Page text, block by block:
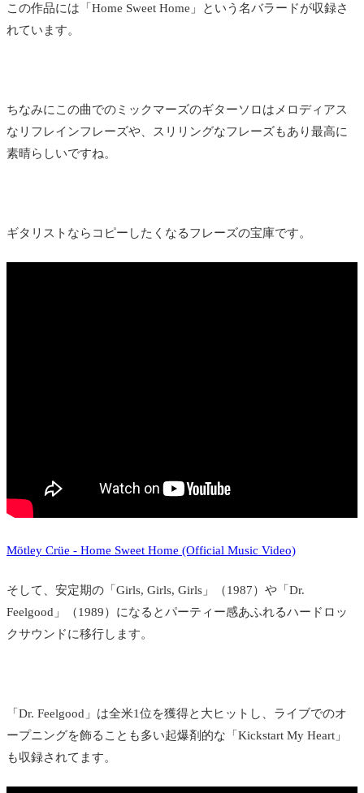
この作品には「Home Sweet Home」という名バラードが収録さ
れています。
ちなみにこの曲でのミックマーズのギターソロはメロディアス
なリフレインフレーズや、スリリングなフレーズもあり最高に
素晴らしいですね。
ギタリストならコピーしたくなるフレーズの宝庫です。
Mötley Crüe - Home Sweet Home (Official Music Video)
そして、安定期の「Girls, Girls, Girls」（1987）や「Dr.
Feelgood」（1989）になるとパーティー感あふれるハードロッ
クサウンドに移行します。
「Dr. Feelgood」は全米1位を獲得と大ヒットし、ライブでのオ
ープニングを飾ることも多い起爆剤的な「Kickstart My Heart」
も収録されてます。